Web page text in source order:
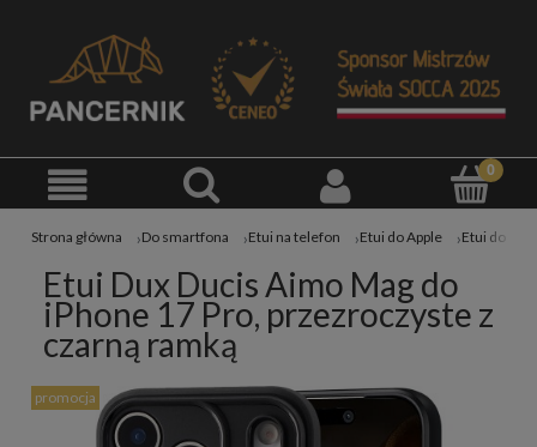
Strona główna Do smartfona Etui na telefon Etui do Apple Etui do
Etui Dux Ducis Aimo Mag do
iPhone 17 Pro, przezroczyste z
czarną ramką
promocja